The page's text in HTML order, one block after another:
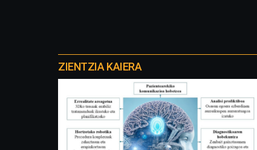
proyectos
ZIENTZIA KAIERA